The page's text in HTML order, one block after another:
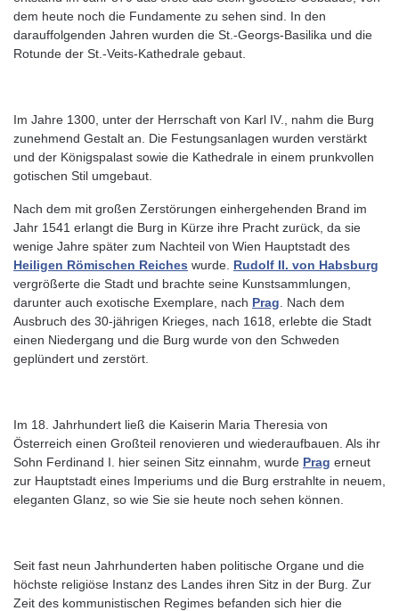
dem heute noch die Fundamente zu sehen sind. In den
darauffolgenden Jahren wurden die St.-Georgs-Basilika und die
Rotunde der St.-Veits-Kathedrale gebaut.
Im Jahre 1300, unter der Herrschaft von Karl IV., nahm die Burg
zunehmend Gestalt an. Die Festungsanlagen wurden verstärkt
und der Königspalast sowie die Kathedrale in einem prunkvollen
gotischen Stil umgebaut.
Nach dem mit großen Zerstörungen einhergehenden Brand im
Jahr 1541 erlangt die Burg in Kürze ihre Pracht zurück, da sie
wenige Jahre später zum Nachteil von Wien Hauptstadt des
Heiligen Römischen Reiches wurde. Rudolf II. von Habsburg
vergrößerte die Stadt und brachte seine Kunstsammlungen,
darunter auch exotische Exemplare, nach Prag . Nach dem
Ausbruch des 30-jährigen Krieges, nach 1618, erlebte die Stadt
einen Niedergang und die Burg wurde von den Schweden
geplündert und zerstört.
Im 18. Jahrhundert ließ die Kaiserin Maria Theresia von
Österreich einen Großteil renovieren und wiederaufbauen. Als ihr
Sohn Ferdinand I. hier seinen Sitz einnahm, wurde Prag erneut
zur Hauptstadt eines Imperiums und die Burg erstrahlte in neuem,
eleganten Glanz, so wie Sie sie heute noch sehen können.
Seit fast neun Jahrhunderten haben politische Organe und die
höchste religiöse Instanz des Landes ihren Sitz in der Burg. Zur
Zeit des kommunistischen Regimes befanden sich hier die